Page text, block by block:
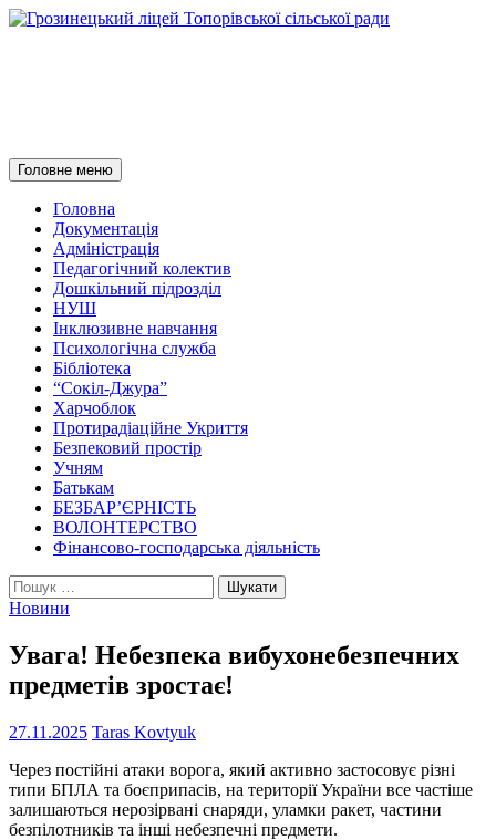
Пошук
Головне меню Перейти
до
Головна
Документація
Адміністрація
Педагогічний колектив
Дошкільний підрозділ
НУШ
Інклюзивне навчання
Психологічна служба
Бібліотека
“Сокіл-Джура”
Харчоблок
Протирадіаційне Укриття
Безпековий простір
Учням
Батькам
БЕЗБАР’ЄРНІСТЬ
ВОЛОНТЕРСТВО
Фінансово-господарська діяльність
Пошук:
Новини
Увага! Небезпека вибухонебезпечних
предметів зростає!
27.11.2025 Taras Kovtyuk
Через постійні атаки ворога, який активно застосовує різні
типи БПЛА та боєприпасів, на території України все частіше
залишаються нерозірвані снаряди, уламки ракет, частини
безпілотників та інші небезпечні предмети.